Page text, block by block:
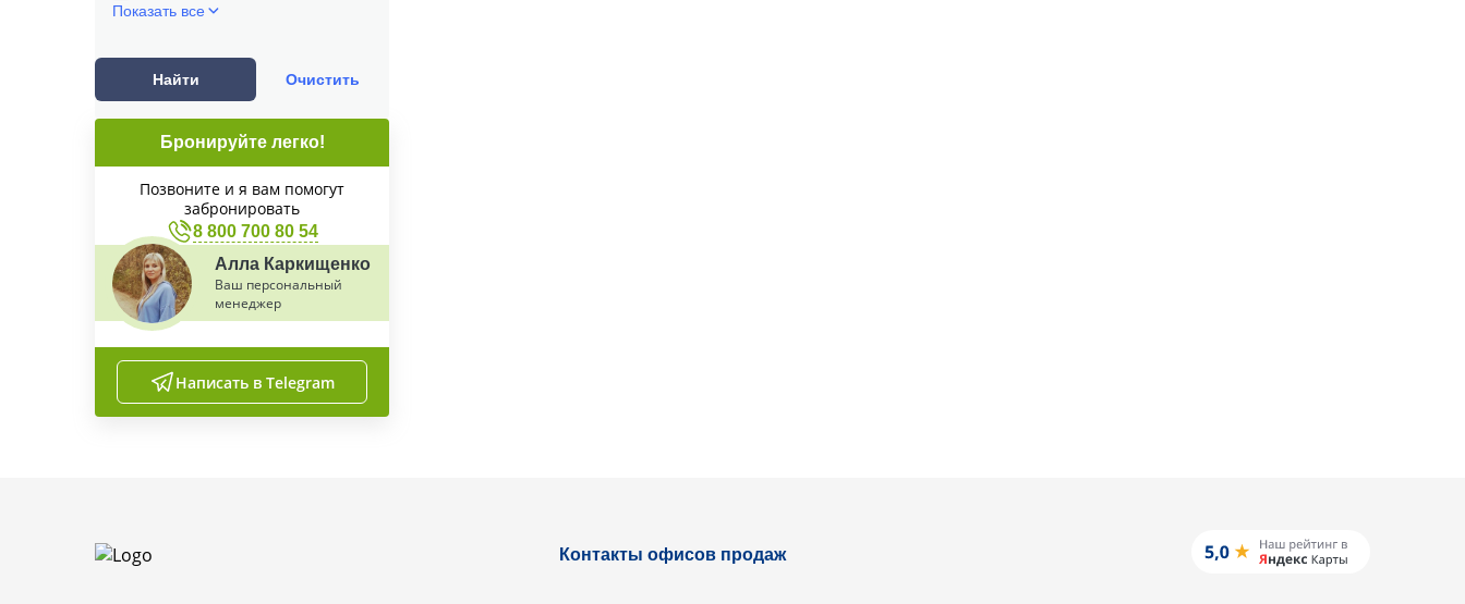
Показать все
Найти Очистить
Бронируйте легко!
Позвоните и я вам помогут
забронировать
8 800 700 80 54
Алла Каркищенко
Ваш персональный
менеджер
Написать в Telegram
Контакты офисов продаж